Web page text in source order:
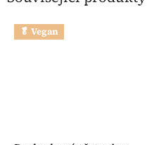
🥬 Vegan